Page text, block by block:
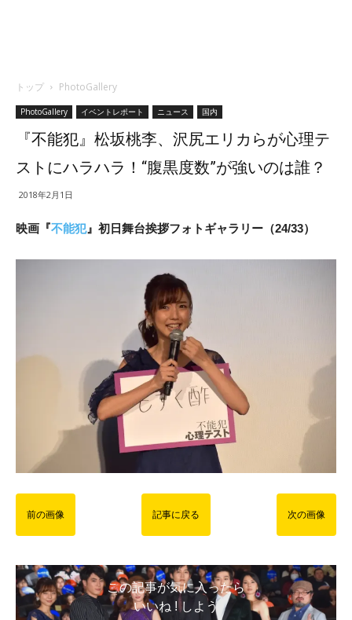
トップ PhotoGallery
PhotoGallery イベントレポート ニュース 国内
『不能犯』松坂桃李、沢尻エリカらが心理テ
ストにハラハラ！“腹黒度数”が強いのは誰？
2018年2月1日
映画『不能犯』初日舞台挨拶フォトギャラリー（24/33）
前の画像 記事に戻る 次の画像
この記事が気に入ったら
いいね ! しよう